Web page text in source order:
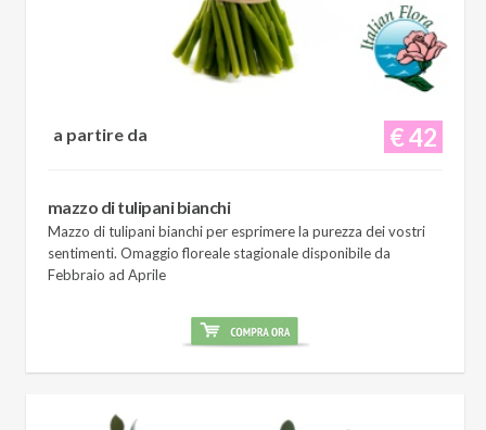
€ 42
a partire da
mazzo di tulipani bianchi
Mazzo di tulipani bianchi per esprimere la purezza dei vostri
sentimenti. Omaggio floreale stagionale disponibile da
Febbraio ad Aprile